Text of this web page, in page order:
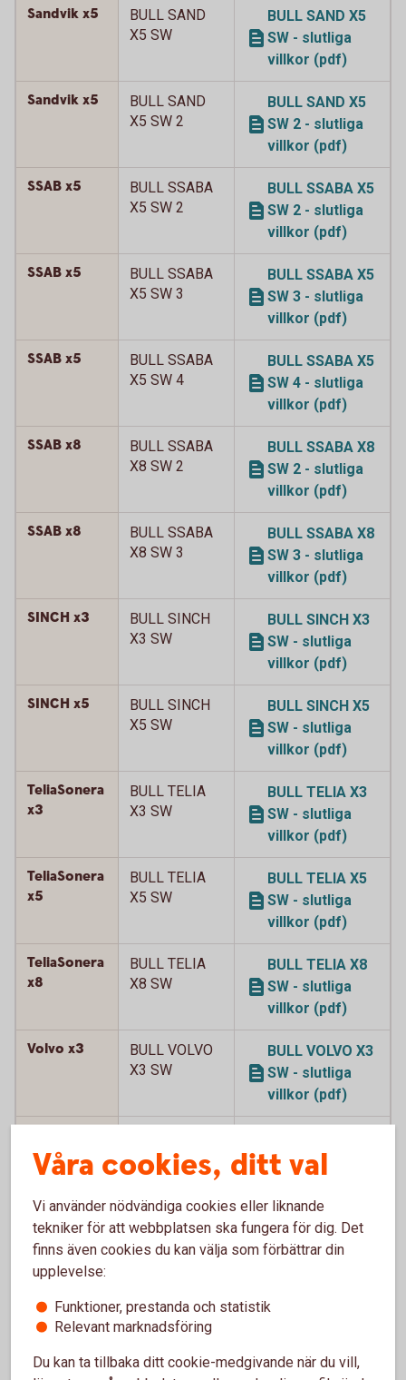
Sandvik x5
BULL SAND
X5 SW
BULL SAND X5
SW - slutliga
villkor (pdf)
Sandvik x5
BULL SAND
X5 SW 2
BULL SAND X5
SW 2 - slutliga
villkor (pdf)
SSAB x5
BULL SSABA
X5 SW 2
BULL SSABA X5
SW 2 - slutliga
villkor (pdf)
SSAB x5
BULL SSABA
X5 SW 3
BULL SSABA X5
SW 3 - slutliga
villkor (pdf)
SSAB x5
BULL SSABA
X5 SW 4
BULL SSABA X5
SW 4 - slutliga
villkor (pdf)
SSAB x8
BULL SSABA
X8 SW 2
BULL SSABA X8
SW 2 - slutliga
villkor (pdf)
SSAB x8
BULL SSABA
X8 SW 3
BULL SSABA X8
SW 3 - slutliga
villkor (pdf)
SINCH x3
BULL SINCH
X3 SW
BULL SINCH X3
SW - slutliga
villkor (pdf)
SINCH x5
BULL SINCH
X5 SW
BULL SINCH X5
SW - slutliga
villkor (pdf)
TeliaSonera
x3
BULL TELIA
X3 SW
BULL TELIA X3
SW - slutliga
villkor (pdf)
TeliaSonera
x5
BULL TELIA
X5 SW
BULL TELIA X5
SW - slutliga
villkor (pdf)
TeliaSonera
x8
BULL TELIA
X8 SW
BULL TELIA X8
SW - slutliga
villkor (pdf)
Volvo x3
BULL VOLVO
X3 SW
BULL VOLVO X3
SW - slutliga
villkor (pdf)
X5 SW
SW - slutliga
villkor (pdf)
Volvo x5
BULL VOLVO
X5 SW 2
BULL VOLVO X5
SW 2 - slutliga
Volvo x5
BULL VOLVO
X5 SW 3
BULL VOLVO X5
villkor (pdf)
Våra cookies, ditt val
Vi använder nödvändiga cookies eller liknande
tekniker för att webbplatsen ska fungera för dig. Det
finns även cookies du kan välja som förbättrar din
upplevelse:
Funktioner, prestanda och statistik
Relevant marknadsföring
Du kan ta tillbaka ditt cookie-medgivande när du vill,